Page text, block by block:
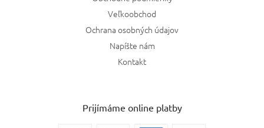
Veľkoobchod
Ochrana osobných údajov
Napíšte nám
Kontakt
Prijímáme online platby